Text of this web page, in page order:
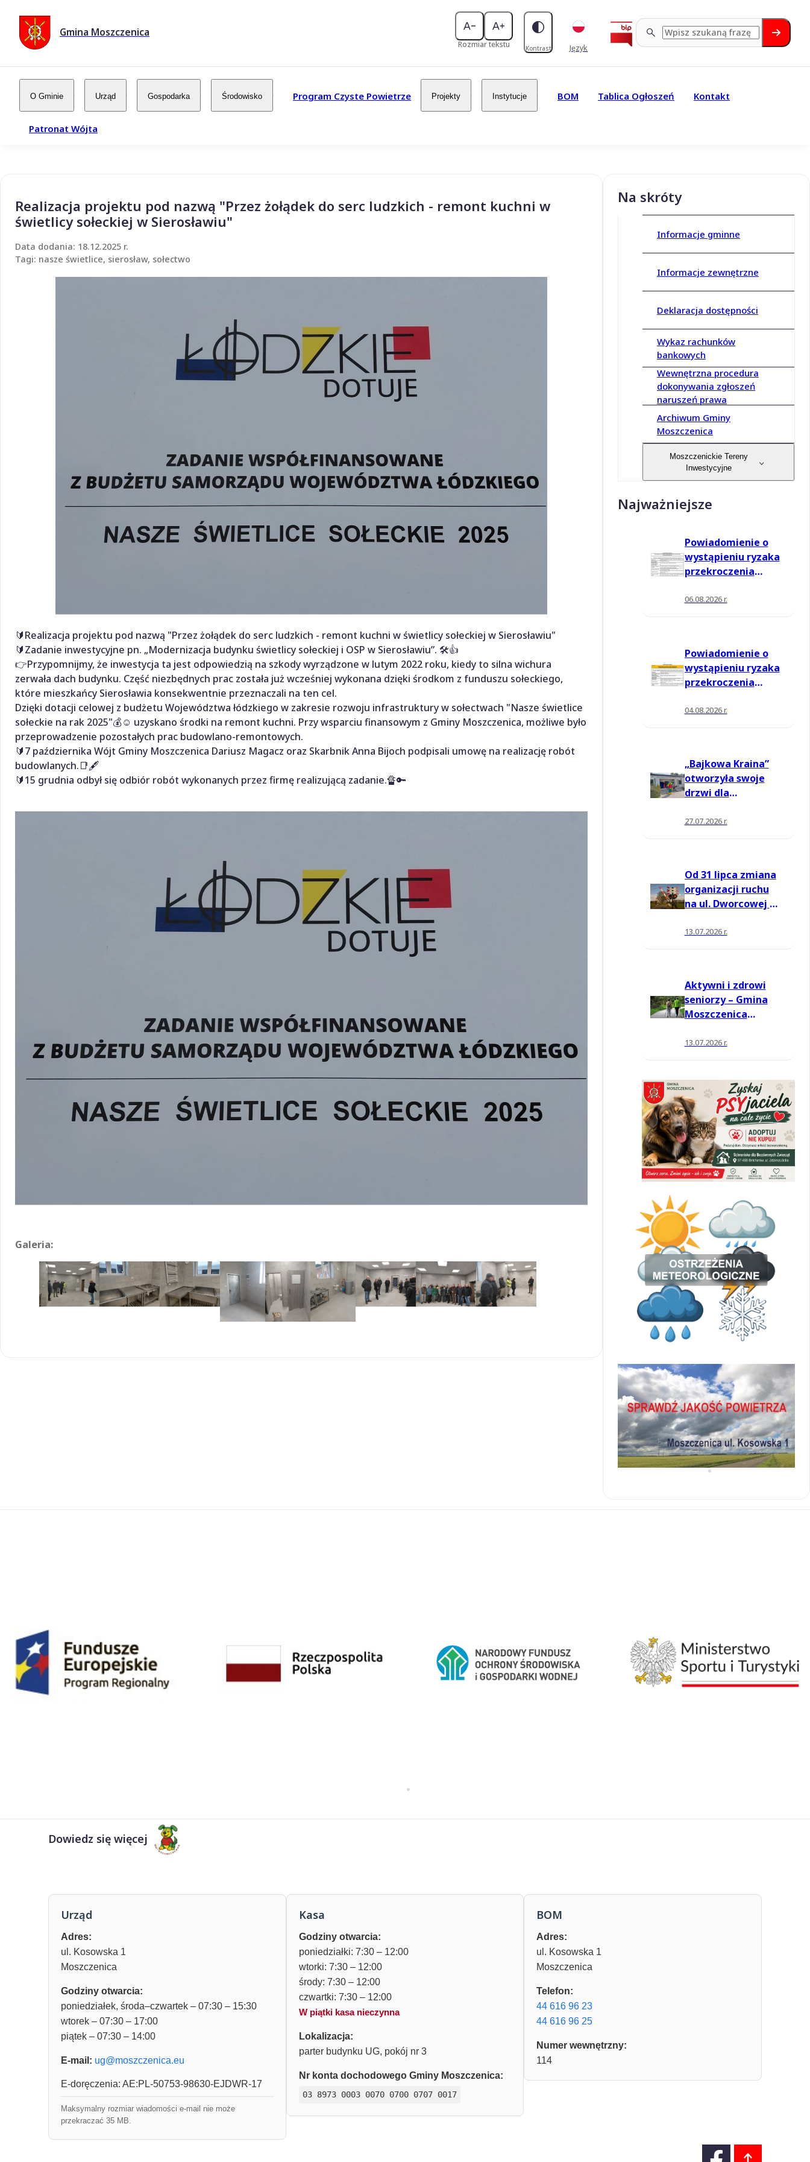
Gmina Moszczenica
Rozmiar tekstu Kontrast Język
O Gminie Urząd Gospodarka Środowisko Program Czyste Powietrze Projekty Instytucje BOM Tablica Ogłoszeń Kontakt
Patronat Wójta
Realizacja projektu pod nazwą "Przez żołądek do serc ludzkich - remont kuchni w
świetlicy sołeckiej w Sierosławiu"
Data dodania: 18.12.2025 r.
Tagi: nasze świetlice, sierosław, sołectwo
🔰Realizacja projektu pod nazwą "Przez żołądek do serc ludzkich - remont kuchni w świetlicy sołeckiej w Sierosławiu"
🔰Zadanie inwestycyjne pn. „Modernizacja budynku świetlicy sołeckiej i OSP w Sierosławiu”. 🛠️👍
👉Przypomnijmy, że inwestycja ta jest odpowiedzią na szkody wyrządzone w lutym 2022 roku, kiedy to silna wichura
zerwała dach budynku. Część niezbędnych prac została już wcześniej wykonana dzięki środkom z funduszu sołeckiego,
które mieszkańcy Sierosławia konsekwentnie przeznaczali na ten cel.
Dzięki dotacji celowej z budżetu Województwa łódzkiego w zakresie rozwoju infrastruktury w sołectwach "Nasze świetlice
sołeckie na rak 2025"💰☺️ uzyskano środki na remont kuchni. Przy wsparciu finansowym z Gminy Moszczenica, możliwe było
przeprowadzenie pozostałych prac budowlano-remontowych.
🔰7 października Wójt Gminy Moszczenica Dariusz Magacz oraz Skarbnik Anna Bijoch podpisali umowę na realizację robót
budowlanych.📑🖋️
🔰15 grudnia odbył się odbiór robót wykonanych przez firmę realizującą zadanie.🔏🔑
Galeria:
Na skróty
Informacje gminne
Informacje zewnętrzne
Deklaracja dostępności
Wykaz rachunków
bankowych
Wewnętrzna procedura
dokonywania zgłoszeń
naruszeń prawa
Archiwum Gminy
Moszczenica
Moszczenickie Tereny
Inwestycyjne
Najważniejsze
Powiadomienie o
wystąpieniu ryzaka
przekroczenia
informowania dla
06.08.2026 r.
Powiadomienie o
wystąpieniu ryzaka
przekroczenia
informowania dla
04.08.2026 r.
„Bajkowa Kraina”
otworzyła swoje
drzwi dla
27.07.2026 r.
Od 31 lipca zmiana
organizacji ruchu
na ul. Dworcowej w
13.07.2026 r.
Aktywni i zdrowi
seniorzy – Gmina
Moszczenica
na nowe zajęcia
13.07.2026 r.
Dowiedz się więcej
Urząd
Adres:
ul. Kosowska 1
Moszczenica
Godziny otwarcia:
poniedziałek, środa–czwartek – 07:30 – 15:30
wtorek – 07:30 – 17:00
piątek – 07:30 – 14:00
E-mail: ug@moszczenica.eu
E-doręczenia: AE:PL-50753-98630-EJDWR-17
Maksymalny rozmiar wiadomości e-mail nie może
przekraczać 35 MB.
Kasa
Godziny otwarcia:
poniedziałki: 7:30 – 12:00
wtorki: 7:30 – 12:00
środy: 7:30 – 12:00
czwartki: 7:30 – 12:00
W piątki kasa nieczynna
Lokalizacja:
parter budynku UG, pokój nr 3
Nr konta dochodowego Gminy Moszczenica:
03 8973 0003 0070 0700 0707 0017
BOM
Adres:
ul. Kosowska 1
Moszczenica
Telefon:
44 616 96 23
44 616 96 25
Numer wewnętrzny:
114